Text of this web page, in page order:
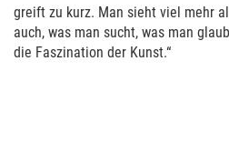
greift zu kurz. Man sieht viel mehr
auch, was man sucht, was man
die Faszination der Kunst.“
Rose